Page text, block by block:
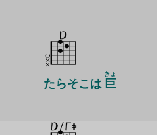
たらそこは 巨
きょ